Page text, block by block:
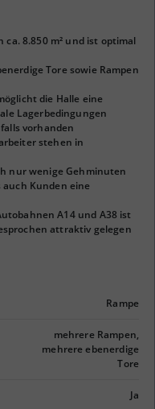
8.850 m² und ist optimal
Tore sowie Rampen
die Halle eine
Lagerbedingungen
vorhanden
stehen in
nur wenige Gehminuten
Kunden eine
A14 und A38 ist
attraktiv gelegen
Rampe
mehrere Rampen,
mehrere ebenerdige
Tore
Ja